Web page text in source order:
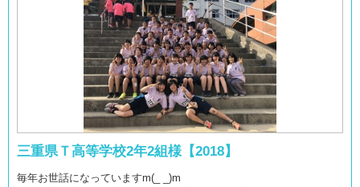
三重県Ｔ高等学校2年2組様【2018】
毎年お世話になっていますm(_ _)m